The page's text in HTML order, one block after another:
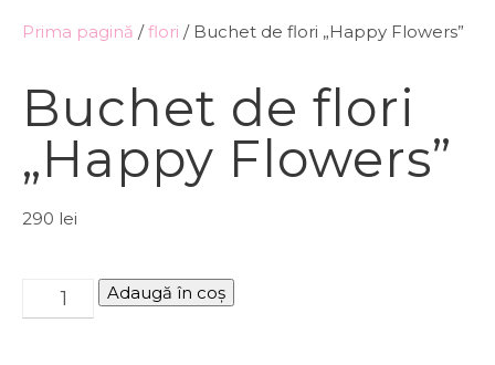
Prima pagină /flori / Buchet de flori „Happy Flowers”
Buchet de flori
„Happy Flowers”
290 lei
Adaugă în coș